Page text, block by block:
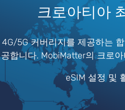
크로아티아
5G 커버리지를 제공하는
합니다. MobiMatter의 크로
eSIM 설정 및